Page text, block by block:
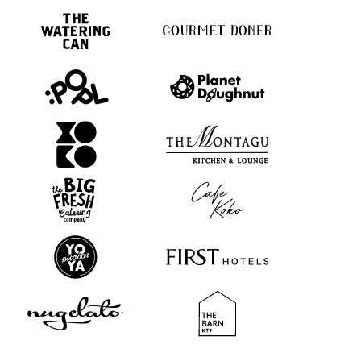
ressources renouvelables et peuvent être recyclés ou compostés
(surtout les options biodégradables !). Ils constituent une étape
fantastique vers la réduction des déchets plastiques, à condition
plus respectueux de la planète !
les gobelets en carton ?
La commande minimale pour tous nos gobelets en carton est de
seulement 1 000 pièces. Que tu sois un petit café ou que tu te
prépares à un grand événement, nous te couvrons sans avoir à
commander plus que ce dont tu as besoin.
L'utilisation de gobelets en carton pour les boissons
chaudes est-elle sans danger ?
les boissons chaudes comme le café, le thé et le chocolat chaud. Que
tu choisisses des gobelets à simple paroi ou à double paroi, ils sont
résistants à la chaleur et confortables à tenir sans se brûler les mains.